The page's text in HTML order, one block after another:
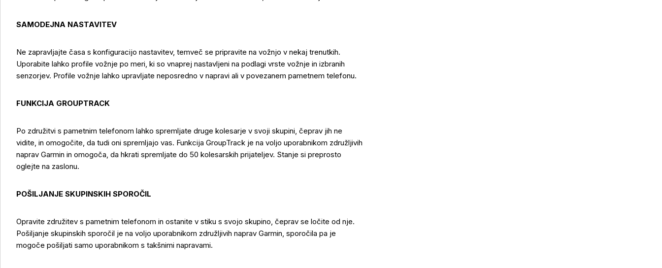
SAMODEJNA NASTAVITEV
Ne zapravljajte časa s konfiguracijo nastavitev, temveč se pripravite na vožnjo v nekaj trenutkih.
Uporabite lahko profile vožnje po meri, ki so vnaprej nastavljeni na podlagi vrste vožnje in izbranih
senzorjev. Profile vožnje lahko upravljate neposredno v napravi ali v povezanem pametnem telefonu.
FUNKCIJA GROUPTRACK
Po združitvi s pametnim telefonom lahko spremljate druge kolesarje v svoji skupini, čeprav jih ne
vidite, in omogočite, da tudi oni spremljajo vas. Funkcija GroupTrack je na voljo uporabnikom združljivih
naprav Garmin in omogoča, da hkrati spremljate do 50 kolesarskih prijateljev. Stanje si preprosto
oglejte na zaslonu.
POŠILJANJE SKUPINSKIH SPOROČIL
Opravite združitev s pametnim telefonom in ostanite v stiku s svojo skupino, čeprav se ločite od nje.
Pošiljanje skupinskih sporočil je na voljo uporabnikom združljivih naprav Garmin, sporočila pa je
mogoče pošiljati samo uporabnikom s takšnimi napravami.